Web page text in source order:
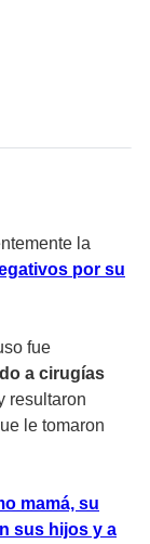
la
por su
fue
a cirugías
resultaron
le tomaron
mamá, su
sus hijos y a